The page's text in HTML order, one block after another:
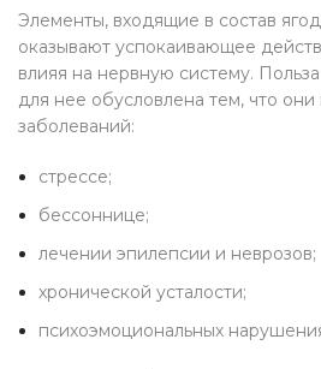
Элементы, входящие в состав
оказывают успокаивающее
влияя на нервную систему.
для нее обусловлена тем, что
заболеваний:
стрессе;
бессоннице;
лечении эпилепсии и неврозов;
хронической усталости;
психоэмоциональных